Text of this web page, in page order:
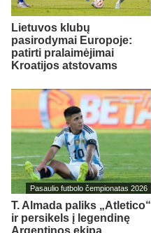
Lietuvos klubų
pasirodymai Europoje:
patirti pralaimėjimai
Kroatijos atstovams
Pasaulio futbolo čempionatas 2026
T. Almada paliks „Atletico“
ir persikels į legendinę